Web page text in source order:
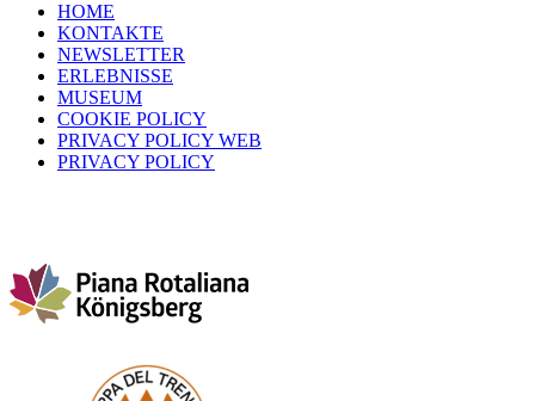
HOME
KONTAKTE
NEWSLETTER
ERLEBNISSE
MUSEUM
COOKIE POLICY
PRIVACY POLICY WEB
PRIVACY POLICY